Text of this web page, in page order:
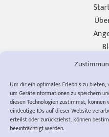
Um dir ein optimales Erlebnis zu
um Geräteinformationen zu speichern
diesen Technologien zustimmst,
eindeutige IDs auf dieser Website
erteilst oder zurückziehst, können
beeinträchtigt werden.
Cookie-